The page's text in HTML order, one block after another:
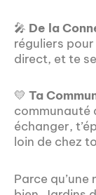
🎤 De la
réguliers
direct, et te
💛 Ta
communauté
échanger,
loin de chez
Parce qu’une